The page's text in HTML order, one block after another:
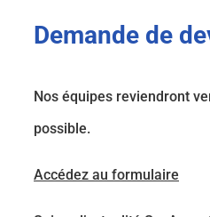
Demande de
Nos équipes reviendront
possible.
Accédez au formulaire